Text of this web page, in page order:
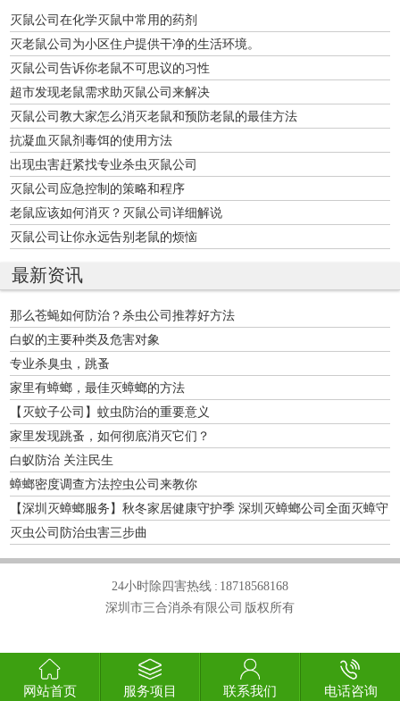
灭鼠公司在化学灭鼠中常用的药剂
灭老鼠公司为小区住户提供干净的生活环境。
灭鼠公司告诉你老鼠不可思议的习性
超市发现老鼠需求助灭鼠公司来解决
灭鼠公司教大家怎么消灭老鼠和预防老鼠的最佳方法
抗凝血灭鼠剂毒饵的使用方法
出现虫害赶紧找专业杀虫灭鼠公司
灭鼠公司应急控制的策略和程序
老鼠应该如何消灭？灭鼠公司详细解说
灭鼠公司让你永远告别老鼠的烦恼
最新资讯
那么苍蝇如何防治？杀虫公司推荐好方法
白蚁的主要种类及危害对象
专业杀臭虫，跳蚤
家里有蟑螂，最佳灭蟑螂的方法
【灭蚊子公司】蚊虫防治的重要意义
家里发现跳蚤，如何彻底消灭它们？
白蚁防治 关注民生
蟑螂密度调查方法控虫公司来教你
【深圳灭蟑螂服务】秋冬家居健康守护季 深圳灭蟑螂公司全面灭蟑守
健康-怎么
灭虫公司防治虫害三步曲
24小时除四害热线 : 18718568168
深圳市三合消杀有限公司 版权所有
网站首页 服务项目 联系我们 电话咨询